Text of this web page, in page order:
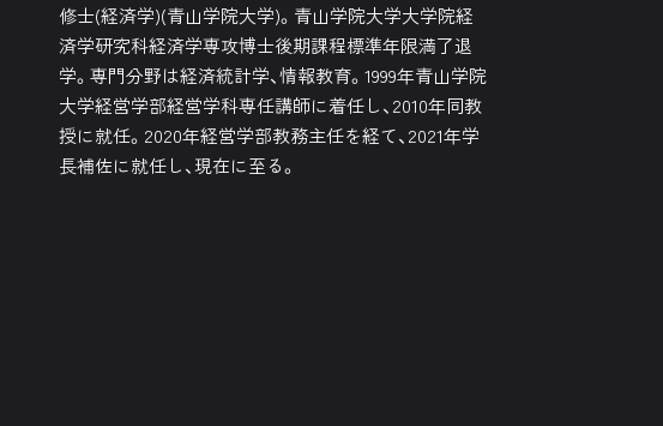
修士(経済学)(青山学院大学)。青山学院大学大学院経
済学研究科経済学専攻博士後期課程標準年限満了退
学。専門分野は経済統計学、情報教育。1999年青山学院
大学経営学部経営学科専任講師に着任し、2010年同教
授に就任。2020年経営学部教務主任を経て、2021年学
長補佐に就任し、現在に至る。